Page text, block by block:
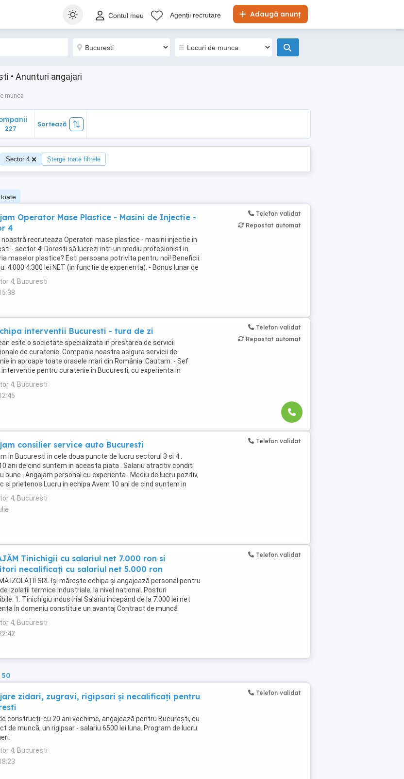
Adaugă anunț
Contul meu Agenții recrutare
• Anunturi angajari
munca
227
Sortează
Sector 4 Șterge toate filtrele
Operator Mase Plastice - Masini de Injectie -
4
noastră recruteaza Operatori mase plastice - masini injectie in
- sector 4! Doresti să lucrezi intr-un mediu profesionist in
maselor plastice? Esti persoana potrivita pentru noi! Beneficii:
4.000 4.300 lei NET (in functie de experienta). - Bonus lunar de
...
4, Bucuresti
Telefon validat
Repostat automat
interventii Bucuresti - tura de zi
este o societate specializata in prestarea de servicii
de curatenie. Compania noastra asigura servicii de
in aproape toate orasele mari din România. Cautam: - Sef
interventie pentru curatenie in Bucuresti, cu experienta in
pentru tura de zi ( una ...
4, Bucuresti
Telefon validat
Repostat automat
consilier service auto Bucuresti
in Bucuresti in cele doua puncte de lucru sectorul 3 si 4 .
ani de cind suntem in aceasta piata . Salariu atractiv conditi
bune . Angajam personal cu experienta . Mediu de lucru pozitiv,
si prietenos Lucru in echipa Avem 10 ani de cind suntem in
piata ...
4, Bucuresti
Telefon validat
Tinichigii cu salariul net 7.000 ron si
necalificați cu salariul net 5.000 ron
IZOLAȚII SRL își mărește echipa și angajează personal pentru
izolații termice industriale, la nivel national. Posturi
1. Tinichigiu industrial Salariu începând de la 7.000 lei net
în domeniu constituie un avantaj Contract de muncă
de ...
4, Bucuresti
Telefon validat
50
zidari, zugravi, rigipsari și necalificați pentru
construcții cu 20 ani vechime, angajează pentru București, cu
de muncă, un rigipsar - salariu 6500 lei luna. Program de lucru:
4, Bucuresti
Telefon validat